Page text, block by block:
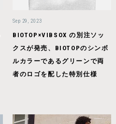
Sep 29, 2023
BIOTOP×VIBSOX の別注ソッ
クスが発売、BIOTOPのシンボ
ルカラーであるグリーンで両
者のロゴを配した特別仕様